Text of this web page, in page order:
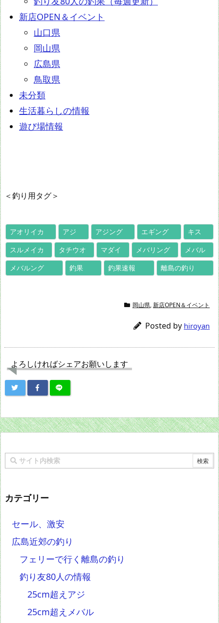
新店OPEN＆イベント
山口県
岡山県
広島県
鳥取県
未分類
生活暮らしの情報
遊び場情報
＜釣り用タグ＞
アオリイカ アジ アジング エギング
キス
スルメイカ
タチウオ マダイ メバリング
メバル
メバルング
釣果 釣果速報 離島の釣り
岡山県,新店OPEN＆イベント
Posted by hiroyan
よろしければシェアお願いします
カテゴリー
セール、激安
広島近郊の釣り
フェリーで行く離島の釣り
釣り友80人の情報
25cm超えアジ
25cm超えメバル